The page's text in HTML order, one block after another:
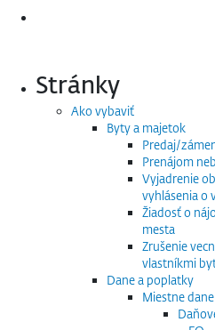
Stránky
Ako vybaviť
Byty a majetok
Predaj/
Prenájom
Vyjadrenie
vyhlásenia o
Žiadosť o
mesta
Zrušenie
vlastníkmi
Dane a poplatky
Miestne dane